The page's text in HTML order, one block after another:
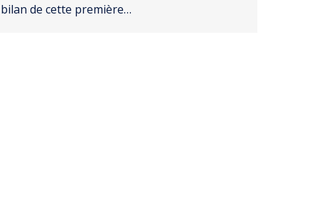
bilan de cette première…